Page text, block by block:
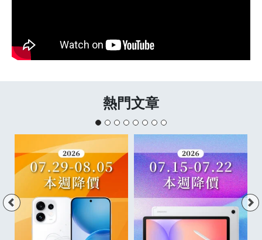
熱門文章